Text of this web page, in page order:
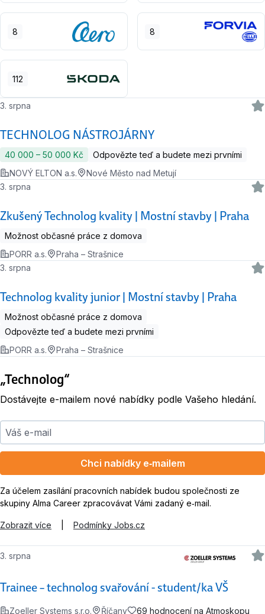
8 8
112
TECHNOLOG NÁSTROJÁRNY
3. srpna
40 000 ‍–‍ 50 000 Kč
Odpovězte teď a budete mezi prvními
NOVÝ ELTON a.s.
Nové Město nad Metují
Zkušený Technolog kvality | Mostní stavby | Praha
3. srpna
Možnost občasné práce z domova
PORR a.s.
Praha – Strašnice
Technolog kvality junior | Mostní stavby | Praha
3. srpna
Možnost občasné práce z domova
Odpovězte teď a budete mezi prvními
PORR a.s.
Praha – Strašnice
„Technolog“
Dostávejte e-mailem nové nabídky podle Vašeho hledání.
Váš e-mail
Chci nabídky e‑mailem
Za účelem zasílání pracovních nabídek budou společnosti ze
skupiny Alma Career zpracovávat Vámi zadaný e‑mail.
Zobrazit více Podmínky Jobs.cz
Trainee – technolog svařování - student/ka VŠ
3. srpna
Zoeller Systems s.r.o. Říčany 69 hodnocení na Atmoskopu